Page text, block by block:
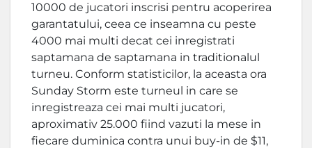
10000 de jucatori inscrisi pentru acoperirea
garantatului, ceea ce inseamna cu peste
4000 mai multi decat cei inregistrati
saptamana de saptamana in traditionalul
turneu. Conform statisticilor, la aceasta ora
Sunday Storm este turneul in care se
inregistreaza cei mai multi jucatori,
aproximativ 25.000 fiind vazuti la mese in
fiecare duminica contra unui buy-in de $11,